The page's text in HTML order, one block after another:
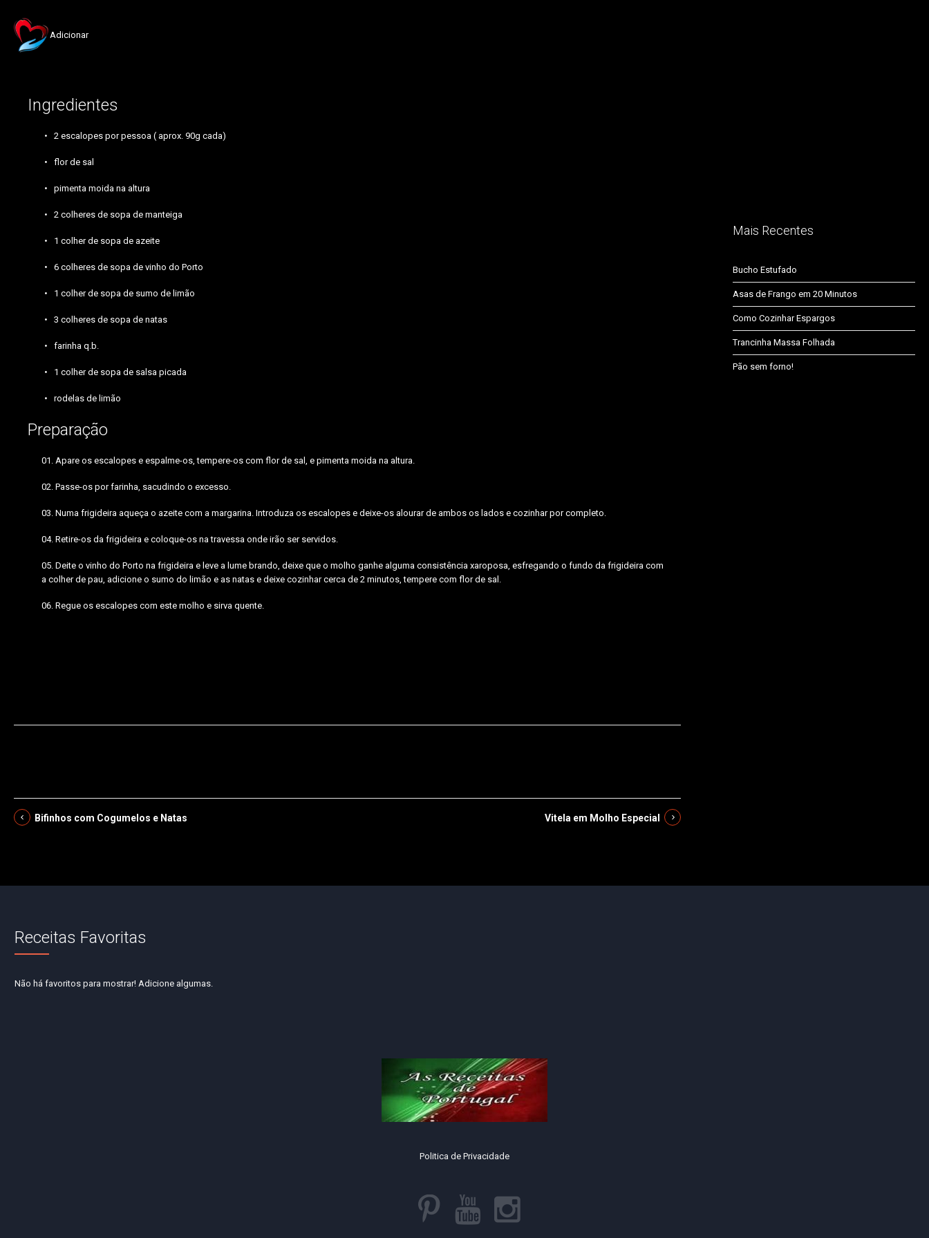
Adicionar
Ingredientes
2 escalopes por pessoa ( aprox. 90g cada)
flor de sal
pimenta moida na altura
2 colheres de sopa de manteiga
1 colher de sopa de azeite
6 colheres de sopa de vinho do Porto
1 colher de sopa de sumo de limão
3 colheres de sopa de natas
farinha q.b.
1 colher de sopa de salsa picada
rodelas de limão
Preparação
Apare os escalopes e espalme-os, tempere-os com flor de sal, e pimenta moida na altura.
Passe-os por farinha, sacudindo o excesso.
Numa frigideira aqueça o azeite com a margarina. Introduza os escalopes e deixe-os alourar de ambos os lados e cozinhar por completo.
Retire-os da frigideira e coloque-os na travessa onde irão ser servidos.
Deite o vinho do Porto na frigideira e leve a lume brando, deixe que o molho ganhe alguma consistência xaroposa, esfregando o fundo da frigideira com
a colher de pau, adicione o sumo do limão e as natas e deixe cozinhar cerca de 2 minutos, tempere com flor de sal.
Regue os escalopes com este molho e sirva quente.
Bifinhos com Cogumelos e Natas Vitela em Molho Especial
Mais Recentes
Bucho Estufado
Asas de Frango em 20 Minutos
Como Cozinhar Espargos
Trancinha Massa Folhada
Pão sem forno!
Receitas Favoritas
Não há favoritos para mostrar! Adicione algumas.
Politica de Privacidade